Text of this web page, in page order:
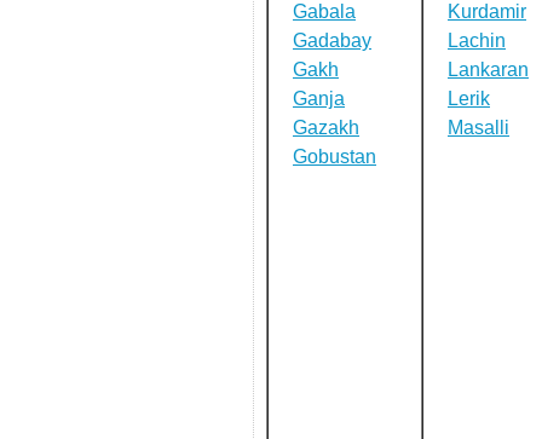
Gabala
Gadabay
Gakh
Ganja
Gazakh
Gobustan
Kurdamir
Lachin
Lankaran
Lerik
Masalli